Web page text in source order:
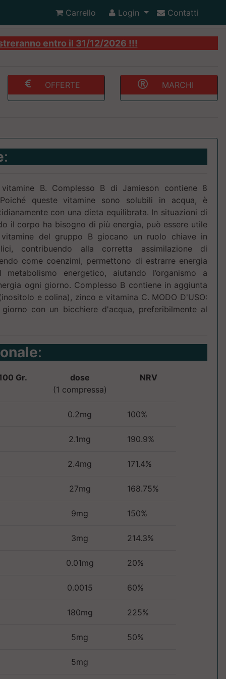
Carrello Login Contatti
entro il 31/12/2026 !!!
OFFERTE MARCHI
:
B. Complesso B di Jamieson contiene 8
queste vitamine sono solubili in acqua, è
con una dieta equilibrata. In situazioni di
il corpo ha bisogno di più energia, può essere utile
vitamine del gruppo B giocano un ruolo chiave in
contribuendo alla corretta assimilazione di
come coenzimi, permettono di estrarre energia
energetico, aiutando l’organismo a
ogni giorno. Complesso B contiene in aggiunta
e colina), zinco e vitamina C. MODO D'USO:
con un bicchiere d'acqua, preferibilmente al
:
Gr.
dose
(1 compressa)
NRV
0.2mg 100%
2.1mg 190.9%
2.4mg 171.4%
27mg 168.75%
9mg 150%
3mg 214.3%
0.01mg 20%
0.0015 60%
180mg 225%
5mg 50%
5mg